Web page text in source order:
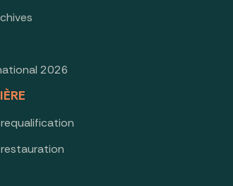
2026